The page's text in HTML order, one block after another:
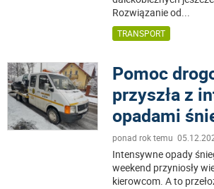
Rozwiązanie od...
TRANSPORT
Pomoc
przyszła z
opadami
ponad rok temu
Intensywne opady
weekend przyniosły
kierowcom. A to